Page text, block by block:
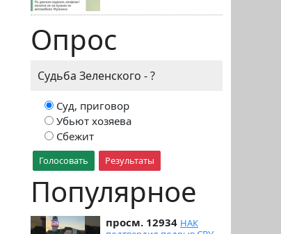
Опрос
Судьба Зеленского - ?
Суд, приговор
Убьют хозяева
Сбежит
Голосовать Результаты
Популярное
просм. 12934 НАК